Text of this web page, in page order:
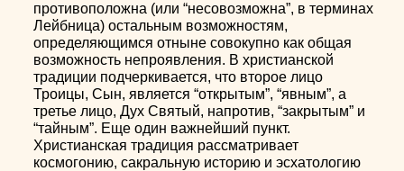
противоположна (или “несовозможна”, в терминах
Лейбница) остальным возможностям,
определяющимся отныне совокупно как общая
возможность непроявления. В христианской
традиции подчеркивается, что второе лицо
Троицы, Сын, является “открытым”, “явным”, а
третье лицо, Дух Святый, напротив, “закрытым” и
“тайным”. Еще один важнейший пункт.
Христианская традиция рассматривает
космогонию, сакральную историю и эсхатологию